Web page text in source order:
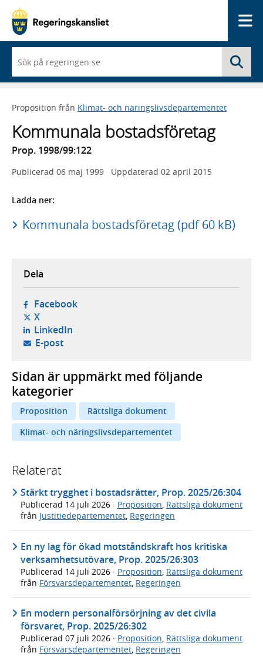
du
börjar
skriva
framträder
lista
med
sökförslag
Proposition från Klimat- och näringslivsdepartementet
Kommunala bostadsföretag
Prop. 1998/99:122
Publicerad 06 maj 1999 Uppdaterad 02 april 2015
Ladda ner:
Kommunala bostadsföretag (pdf 60 kB)
Dela
Facebook- öppnas i ny flik, extern webbplats,
X- öppnas i ny flik, extern webbplats,
LinkedIn- öppnas i ny flik, extern webbplats,
E-post- öppnar din e-postklient,
Sidan är uppmärkt med följande
kategorier
Proposition
Rättsliga dokument
Klimat- och näringslivsdepartementet
Relaterat
Stärkt trygghet i bostadsrätter, Prop. 2025/26:304
Publicerad 14 juli 2026 · Proposition, Rättsliga dokument
från Justitiedepartementet, Regeringen
En ny lag för ökad motståndskraft hos kritiska
verksamhetsutövare, Prop. 2025/26:303
Publicerad 14 juli 2026 · Proposition Rättsliga dokument
från Försvarsdepartementet Regeringen
En modern personalförsörjning av det civila
försvaret, Prop. 2025/26:302
Publicerad 07 juli 2026 · Proposition, Rättsliga dokument
från Försvarsdepartementet, Regeringen